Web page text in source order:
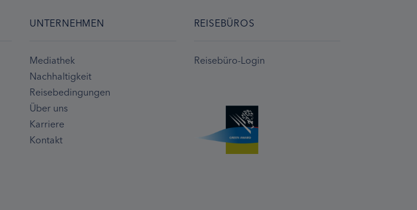
UNTERNEHMEN
Mediathek
Nachhaltigkeit
Reisebedingungen
Über uns
Karriere
Kontakt
REISEBÜROS
Reisebüro-Login